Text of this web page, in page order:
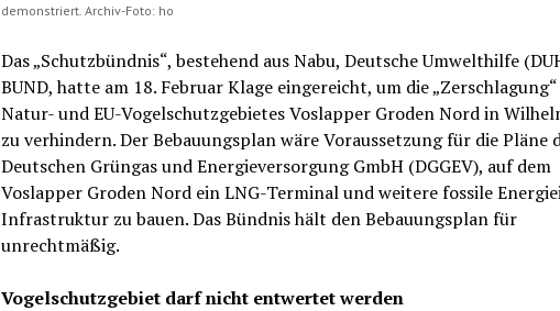
demonstriert. Archiv-Foto: ho
Das „Schutzbündnis“, bestehend aus Nabu, Deutsche Umwelthilfe
BUND, hatte am 18. Februar Klage eingereicht, um die „Zerschlagung“
Natur- und EU-Vogelschutzgebietes Voslapper Groden Nord in
zu verhindern. Der Bebauungsplan wäre Voraussetzung für die Pläne
Deutschen Grüngas und Energieversorgung GmbH (DGGEV), auf dem
Voslapper Groden Nord ein LNG-Terminal und weitere fossile
Infrastruktur zu bauen. Das Bündnis hält den Bebauungsplan für
unrechtmäßig.
Vogelschutzgebiet darf nicht entwertet werden